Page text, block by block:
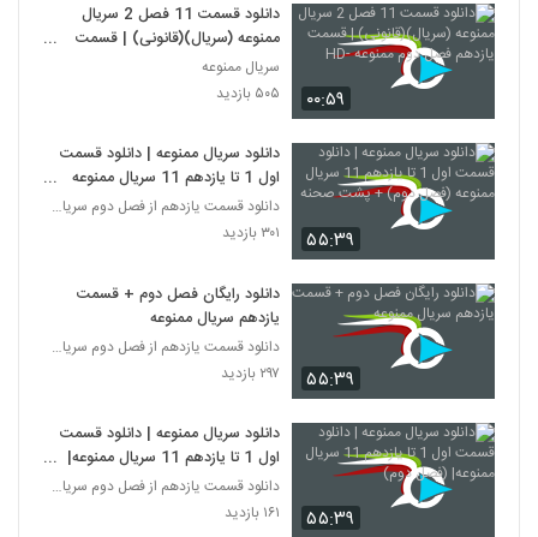
۰۰:۵۹
دانلود قسمت 11 فصل 2 سریال
ممنوعه (سریال)(قانونی) | قسمت
یازدهم فصل دوم ممنوعه -HD
سریال ممنوعه
۵۰۵ بازدید
۵۵:۳۹
دانلود سریال ممنوعه | دانلود قسمت
اول 1 تا یازدهم 11 سریال ممنوعه
(فصل دوم) + پشت صحنه
دانلود قسمت یازدهم از فصل دوم سریال ممنوعه
۳۰۱ بازدید
۵۵:۳۹
دانلود رایگان فصل دوم + قسمت
یازدهم سریال ممنوعه
دانلود قسمت یازدهم از فصل دوم سریال ممنوعه
۲۹۷ بازدید
۵۵:۳۹
دانلود سریال ممنوعه | دانلود قسمت
اول 1 تا یازدهم 11 سریال ممنوعه|
(فصل دوم)
دانلود قسمت یازدهم از فصل دوم سریال ممنوعه
۱۶۱ بازدید